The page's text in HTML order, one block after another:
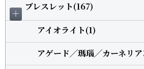
＋
ブレスレット(167)
アイオライト(1)